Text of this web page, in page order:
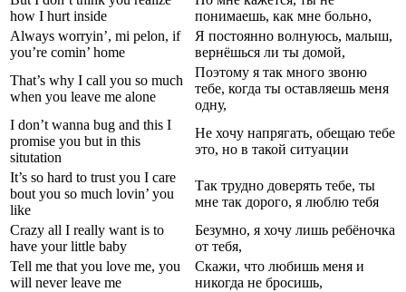
how I hurt inside
понимаешь, как мне больно,
Always worryin’, mi pelon, if
you’re comin’ home
Я постоянно волнуюсь, малыш,
вернёшься ли ты домой,
That’s why I call you so much
when you leave me alone
Поэтому я так много звоню
тебе, когда ты оставляешь меня
одну,
I don’t wanna bug and this I
promise you but in this
situtation
Не хочу напрягать, обещаю тебе
это, но в такой ситуации
It’s so hard to trust you I care
bout you so much lovin’ you
like
Так трудно доверять тебе, ты
мне так дорого, я люблю тебя
Crazy all I really want is to
have your little baby
Безумно, я хочу лишь ребёночка
от тебя,
Tell me that you love me, you
will never leave me
Скажи, что любишь меня и
никогда не бросишь,